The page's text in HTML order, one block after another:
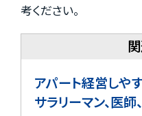
考ください。
アパート経営しや
サラリーマン、医